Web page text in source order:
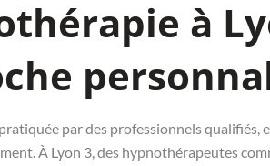
à
par des professionnels qualifiés,
À Lyon 3, des hypnothérapeutes